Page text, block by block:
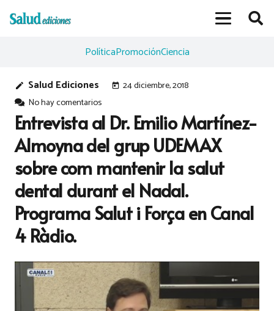
PolíticaPromociónCiencia
edit Salud Ediciones today 24 diciembre, 2018
No hay comentarios
Entrevista al Dr. Emilio Martínez-
Almoyna del grup UDEMAX
sobre com mantenir la salut
dental durant el Nadal.
Programa Salut i Força en Canal
4 Ràdio.